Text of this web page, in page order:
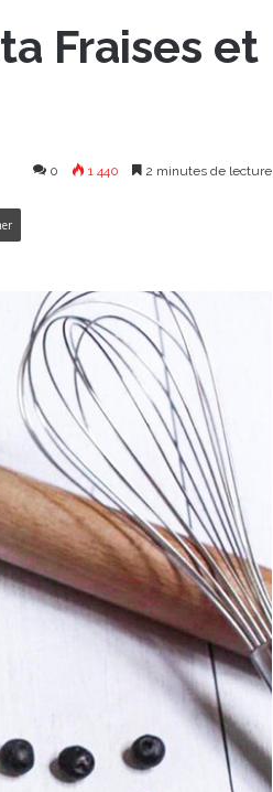
Fraises et
0 1 440 2 minutes de lecture